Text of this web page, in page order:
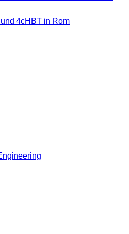
4cHBT in Rom